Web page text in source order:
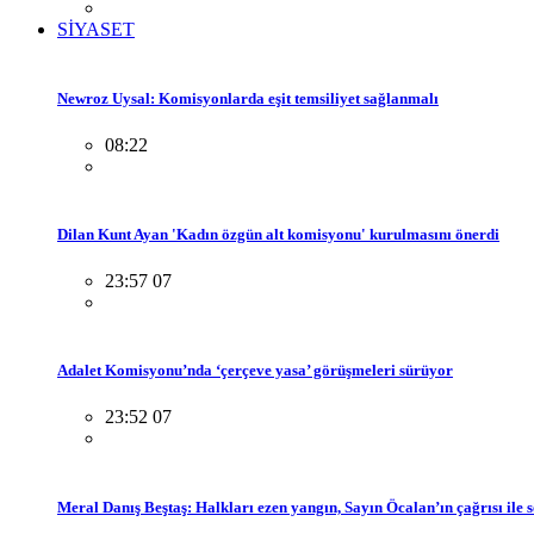
SİYASET
Newroz Uysal: Komisyonlarda eşit temsiliyet sağlanmalı
08:22
Dilan Kunt Ayan 'Kadın özgün alt komisyonu' kurulmasını önerdi
23:57 07
Adalet Komisyonu’nda ‘çerçeve yasa’ görüşmeleri sürüyor
23:52 07
Meral Danış Beştaş: Halkları ezen yangın, Sayın Öcalan’ın çağrısı ile